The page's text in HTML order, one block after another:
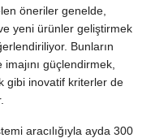
öneriler genelde,
yeni ürünler geliştirmek
Bunların
güçlendirmek,
gibi inovatif kriterler de
aracılığıyla ayda 300